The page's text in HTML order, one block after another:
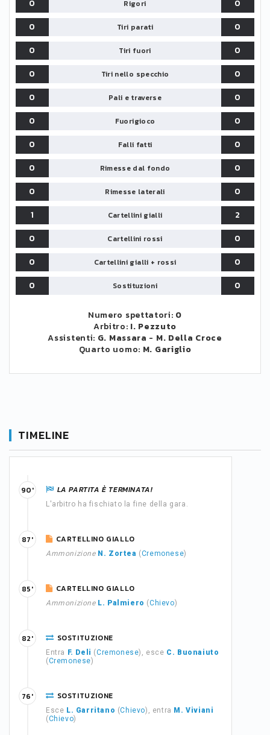
0 Rigori
0
0
Tiri parati
0
0
Tiri fuori
0
0
Tiri nello specchio
0
0
Pali e traverse
0
0
Fuorigioco
0
0
Falli fatti
0
0
Rimesse dal fondo
0
0
Rimesse laterali
0
1
Cartellini gialli
2
0
Cartellini rossi
0
0
Cartellini gialli + rossi
0
0
Sostituzioni 0
Numero spettatori: 0
Arbitro: I. Pezzuto
Assistenti: G. Massara - M. Della Croce
Quarto uomo: M. Gariglio
TIMELINE
LA PARTITA È TERMINATA!
L'arbitro ha fischiato la fine della gara.
90'
CARTELLINO GIALLO
Ammonizione N. Zortea (Cremonese)
87'
CARTELLINO GIALLO
Ammonizione L. Palmiero (Chievo)
85'
SOSTITUZIONE
Entra F. Deli (Cremonese), esce C. Buonaiuto
(Cremonese)
82'
SOSTITUZIONE
Esce L. Garritano (Chievo), entra M. Viviani
(Chievo)
76'